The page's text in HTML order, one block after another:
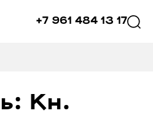
+7 961 484 13 17
Кн.